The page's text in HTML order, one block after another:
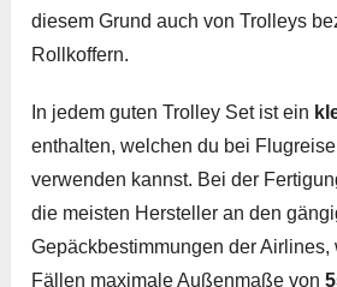
diesem Grund auch von Trolleys
Rollkoffern.
In jedem guten Trolley Set ist ein
enthalten, welchen du bei
verwenden kannst. Bei der
die meisten Hersteller an den
Gepäckbestimmungen der
Fällen maximale Außenmaße von